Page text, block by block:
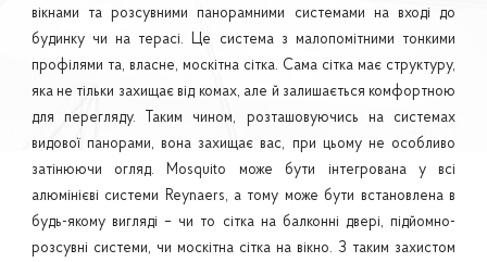
вікнами та розсувними панорамними системами на вході до
будинку чи на терасі. Це система з малопомітними тонкими
профілями та, власне, москітна сітка. Сама сітка має структуру,
яка не тільки захищає від комах, але й залишається комфортною
для перегляду. Таким чином, розташовуючись на системах
видової панорами, вона захищає вас, при цьому не особливо
затінюючи огляд. Mosquito може бути інтегрована у всі
алюмінієві системи Reynaers, а тому може бути встановлена в
будь-якому вигляді – чи то сітка на балконні двері, підйомно-
розсувні системи, чи москітна сітка на вікно. З таким захистом